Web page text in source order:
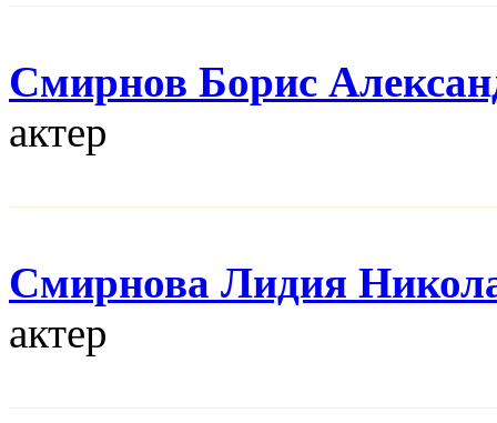
Смирнов Борис
актер
Смирнова Лидия
актер